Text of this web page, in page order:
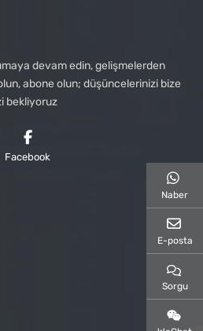
devam edin, gelişmelerden
abone olun; düşüncelerinizi bize
bekliyoruz
Facebook
Naber
E-posta
Sorgu